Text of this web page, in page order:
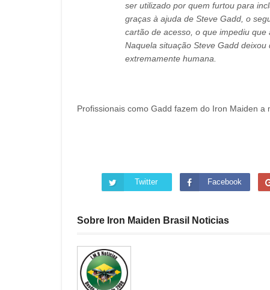
ser utilizado por quem furtou para
graças à ajuda de Steve Gadd, o
cartão de acesso, o que impediu que
Naquela situação Steve Gadd
extremamente humana.
Profissionais como Gadd fazem do Iron Maiden
Twitter Facebook
Sobre Iron Maiden Brasil Noticias